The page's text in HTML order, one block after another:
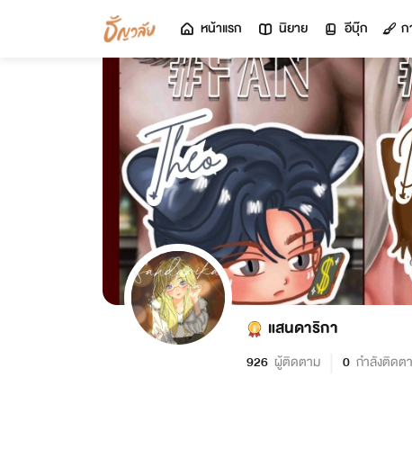
หน้าแรก นิยาย อีบุ๊ก
แสนดาริกา
926 ผู้ติดตาม 0 กำลังติดต